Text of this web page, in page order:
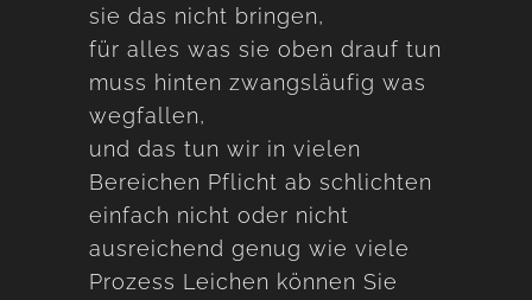
sie das nicht bringen,
für alles was sie oben drauf tun
muss hinten zwangsläufig was
wegfallen,
und das tun wir in vielen
Bereichen Pflicht ab schlichten
einfach nicht oder nicht
ausreichend genug wie viele
Prozess Leichen können Sie